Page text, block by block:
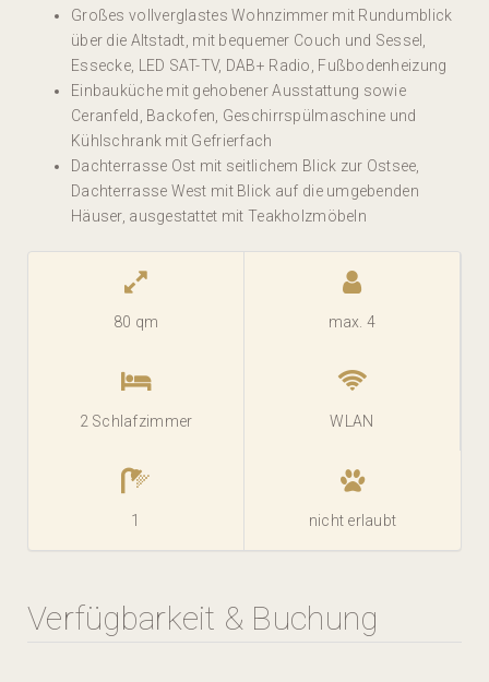
Großes vollverglastes Wohnzimmer mit Rundumblick
über die Altstadt, mit bequemer Couch und Sessel,
Essecke, LED SAT-TV, DAB+ Radio, Fußbodenheizung
Einbauküche mit gehobener Ausstattung sowie
Ceranfeld, Backofen, Geschirrspülmaschine und
Kühlschrank mit Gefrierfach
Dachterrasse Ost mit seitlichem Blick zur Ostsee,
Dachterrasse West mit Blick auf die umgebenden
Häuser, ausgestattet mit Teakholzmöbeln
80 qm max. 4
2 Schlafzimmer WLAN
1 nicht erlaubt
Verfügbarkeit & Buchung